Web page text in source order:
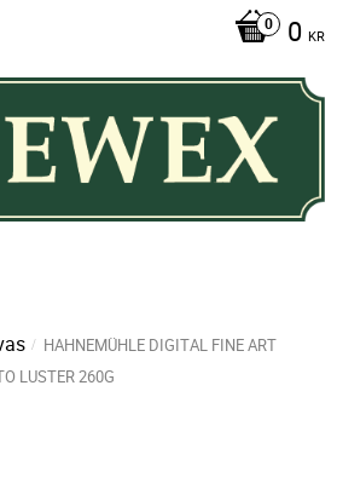
0 KR
HAHNEMÜHLE DIGITAL FINE ART
LUSTER 260G